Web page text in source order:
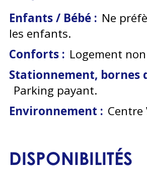
Enfants / Bébé : Ne
les enfants
Conforts : Logement
Stationnement, bornes
Parking payant
Environnement : Centre
DISPONIBILITÉS